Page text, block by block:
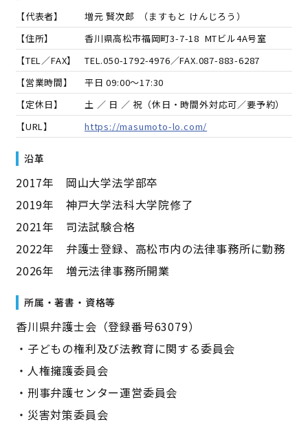
【代表者】 増元 賢次郎 （ますもと けんじろう）
【住所】
香川県高松市福岡町3-7-18 MTビル4A号室
【TEL／FAX】
TEL.050-1792-4976／FAX.087-883-6287
【営業時間】
平日 09:00～17:30
【定休日】
土 ／ 日 ／ 祝（休日・時間外対応可／要予約）
【URL】
https://masumoto-lo.com/
沿革
2017年 岡山大学法学部卒
2019年 神戸大学法科大学院修了
2021年 司法試験合格
2022年 弁護士登録、高松市内の法律事務所に勤務
2026年 増元法律事務所開業
所属・著書・資格等
香川県弁護士会（登録番号63079）
・子どもの権利及び法教育に関する委員会
・人権擁護委員会
・刑事弁護センター運営委員会
・災害対策委員会